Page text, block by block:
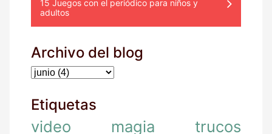
15 Juegos con el periódico para niños y
adultos
Archivo del blog
Etiquetas
video magia
trucos